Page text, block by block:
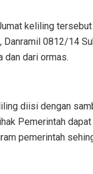
keliling
Danramil 0812/14
dan dari ormas.
diisi dengan
Pemerintah
pemerintah